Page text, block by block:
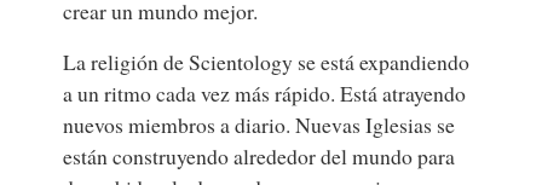
crear un mundo mejor.
La religión de Scientology se está expandiendo
a un ritmo cada vez más rápido. Está atrayendo
nuevos miembros a diario. Nuevas Iglesias se
están construyendo alrededor del mundo para